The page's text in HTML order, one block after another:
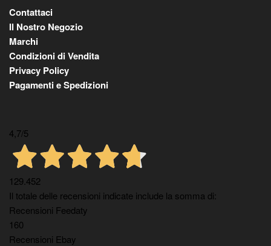
Contattaci
Il Nostro Negozio
Marchi
Condizioni di Vendita
Privacy Policy
Pagamenti e Spedizioni
4,7/5
129.452
Il totale delle recensioni indicate include la somma di:
Recensioni Feedaty
160
Recensioni Ebay